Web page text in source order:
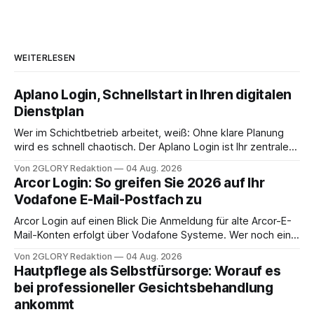
WEITERLESEN
Aplano Login, Schnellstart in Ihren digitalen
Dienstplan
Wer im Schichtbetrieb arbeitet, weiß: Ohne klare Planung
wird es schnell chaotisch. Der Aplano Login ist Ihr zentraler
abwesenheiten und die gesamte kommunikation rund um
Ihr personal digital zu organisieren. In diesem Leitfaden
erfahren Sie alles, was Sie für einen reibungslosen Einstieg
brauchen, von der Registrierung
Von 2GLORY Redaktion 04 Aug. 2026
Arcor Login: So greifen Sie 2026 auf Ihr
Vodafone E-Mail-Postfach zu
Arcor Login auf einen Blick Die Anmeldung für alte Arcor-E-
Mail-Konten erfolgt über Vodafone Systeme. Wer noch eine
besitzt, loggt sich heute über das Vodafone E-Mail & Cloud
Portal ein. Der klassische Arcor Login über mail.
Von 2GLORY Redaktion 04 Aug. 2026
Hautpflege als Selbstfürsorge: Worauf es
bei professioneller Gesichtsbehandlung
ankommt